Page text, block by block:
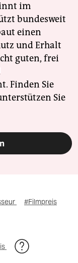
im
bundesweit
einen
und Erhalt
guten, frei
Finden Sie
Sie
#Filmpreis